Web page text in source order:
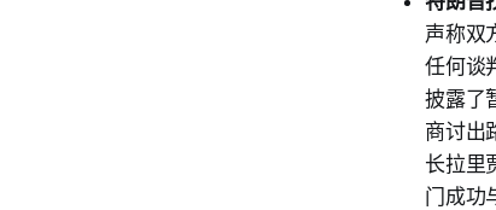
声称双
任何谈
披露了
商讨出
长拉里
门成功